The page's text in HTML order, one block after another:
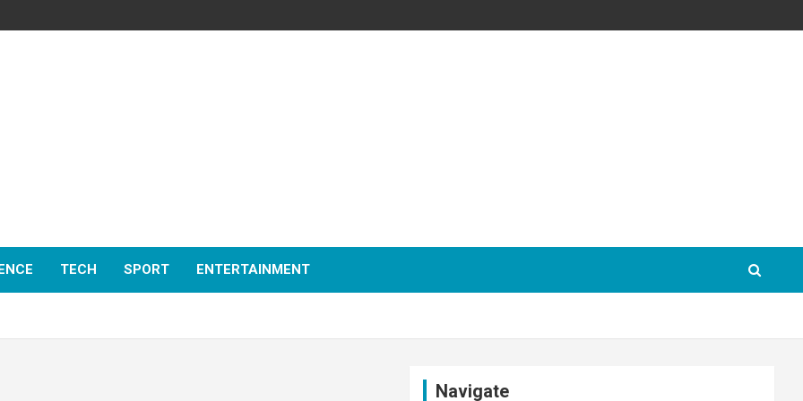
TECH SPORT ENTERTAINMENT
Navigate